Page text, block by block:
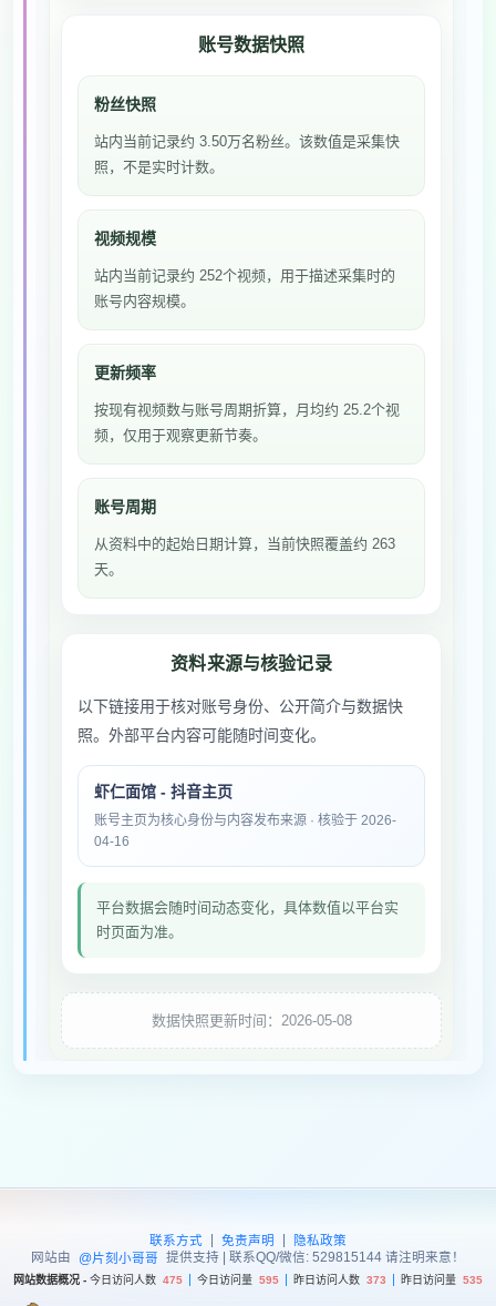
账号数据快照
粉丝快照
站内当前记录约 3.50万名粉丝。该数值是采集快
照，不是实时计数。
视频规模
站内当前记录约 252个视频，用于描述采集时的
账号内容规模。
更新频率
按现有视频数与账号周期折算，月均约 25.2个视
频，仅用于观察更新节奏。
账号周期
从资料中的起始日期计算，当前快照覆盖约 263
天。
资料来源与核验记录
以下链接用于核对账号身份、公开简介与数据快
照。外部平台内容可能随时间变化。
虾仁面馆 - 抖音主页
账号主页为核心身份与内容发布来源 · 核验于 2026-
04-16
平台数据会随时间动态变化，具体数值以平台实
时页面为准。
数据快照更新时间：2026-05-08
联系方式 | 免责声明 |
隐私政策
网站由
@片刻小哥哥 提供支持 | 联系QQ/微信: 529815144 请注明来意！
网站数据概况 - 今日访问人数 475 今日访问量 595 昨日访问人数 373 昨日访问量 535